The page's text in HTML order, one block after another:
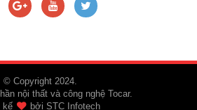
© Copyright 2024.
nội thất và công nghệ Tocar.
kế
bởi STC Infotech